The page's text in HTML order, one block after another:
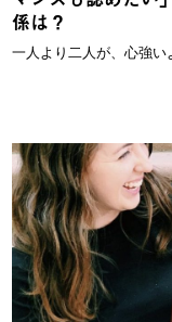
係は？
一人より二人が、心強い